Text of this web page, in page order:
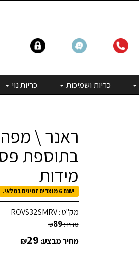
כריות ושמיכות כריות נוי
ראנר \
מידות
ישנם 6 מוצרים זמינים במלאי.
מק"ט :ROVS32SMRV
מחיר: ₪89
מחיר מבצע: ₪29